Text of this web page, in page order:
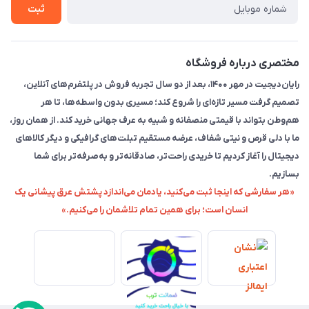
ثبت
مختصری درباره فروشگاه
رایان‌دیجیت در مهر ۱۴۰۰، بعد از دو سال تجربه فروش در پلتفرم‌های آنلاین،
تصمیم گرفت مسیر تازه‌ای را شروع کند؛ مسیری بدون واسطه‌ها، تا هر
هم‌وطن بتواند با قیمتی منصفانه و شبیه به عرف جهانی خرید کند. از همان روز،
ما با دلی قرص و نیتی شفاف، عرضه مستقیم تبلت‌های گرافیکی و دیگر کالاهای
دیجیتال را آغاز کردیم تا خریدی راحت‌تر، صادقانه‌تر و به‌صرفه‌تر برای شما
بسازیم.
«هر سفارشی که اینجا ثبت می‌کنید، یادمان می‌اندازد پشتش عرق پیشانی یک
انسان است؛ برای همین تمام تلاشمان را می‌کنیم.»